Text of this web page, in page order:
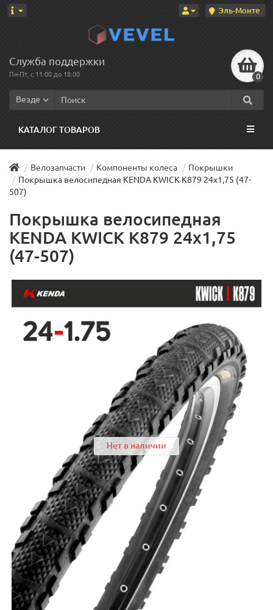
Эль-Монте
Служба поддержки
Пн-Пт, с 11:00 до 18:00 0
Везде
КАТАЛОГ ТОВАРОВ
Велозапчасти Компоненты колеса
Покрышки
Покрышка велосипедная KENDA KWICK K879 24x1,75 (47-
507)
Покрышка велосипедная
KENDA KWICK K879 24x1,75
(47-507)
Нет в наличии